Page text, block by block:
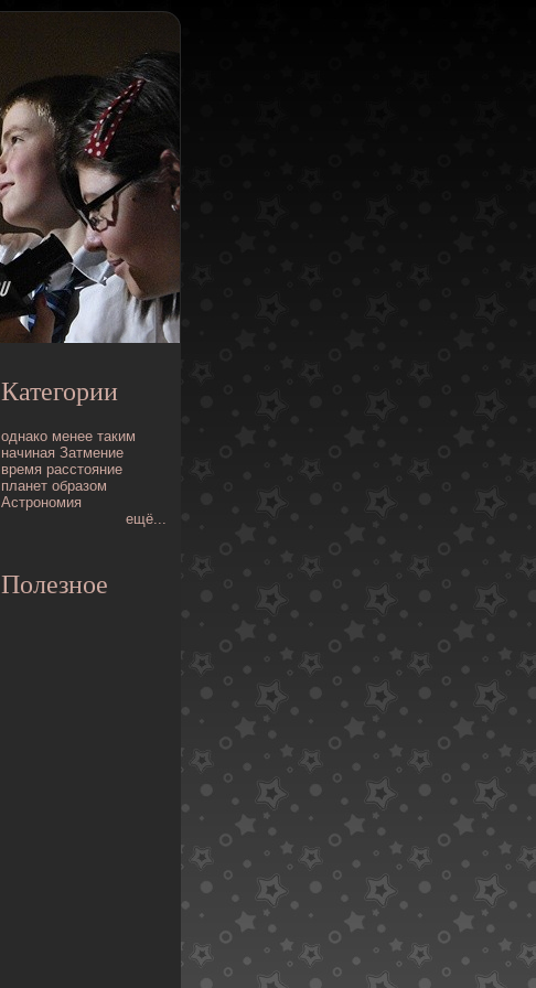
Категории
однако менее таким
начиная Затмение
время расстояние
планет образом
Астрономия
ещё...
Полезное